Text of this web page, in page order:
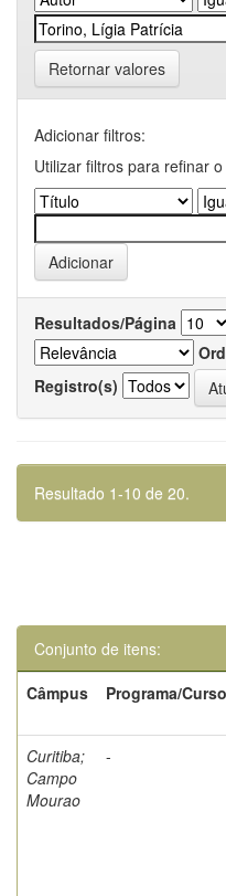
Retornar valores
Adicionar filtros:
Utilizar filtros para refinar
Resultados/Página
Registro(s)
Resultado 1-10 de 20.
Conjunto de itens:
Câmpus
Programa/Curso
Curitiba;
Campo
Mourao
-